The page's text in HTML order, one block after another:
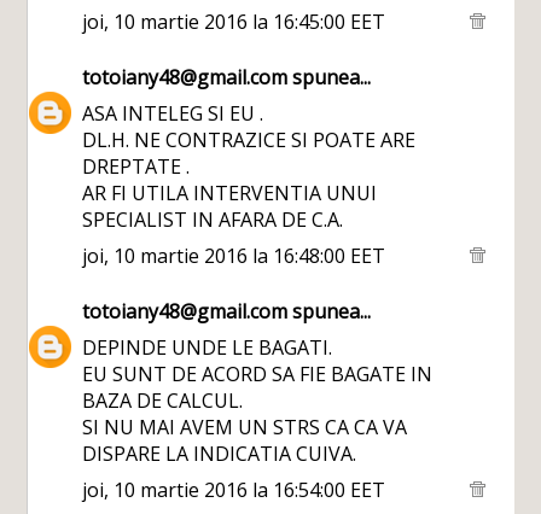
joi, 10 martie 2016 la 16:45:00 EET
totoiany48@gmail.comspunea...
ASA INTELEG SI EU .
DL.H. NE CONTRAZICE SI POATE ARE
DREPTATE .
AR FI UTILA INTERVENTIA UNUI
SPECIALIST IN AFARA DE C.A.
joi, 10 martie 2016 la 16:48:00 EET
totoiany48@gmail.comspunea...
DEPINDE UNDE LE BAGATI.
EU SUNT DE ACORD SA FIE BAGATE IN
BAZA DE CALCUL.
SI NU MAI AVEM UN STRS CA CA VA
DISPARE LA INDICATIA CUIVA.
joi, 10 martie 2016 la 16:54:00 EET